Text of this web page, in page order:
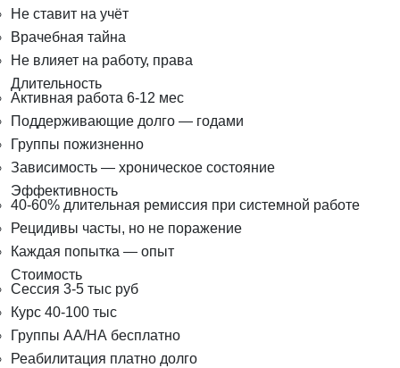
Не ставит на учёт
Врачебная тайна
Не влияет на работу, права
Длительность
Активная работа 6-12 мес
Поддерживающие долго — годами
Группы пожизненно
Зависимость — хроническое состояние
Эффективность
40-60% длительная ремиссия при системной работе
Рецидивы часты, но не поражение
Каждая попытка — опыт
Стоимость
Сессия 3-5 тыс руб
Курс 40-100 тыс
Группы АА/НА бесплатно
Реабилитация платно долго